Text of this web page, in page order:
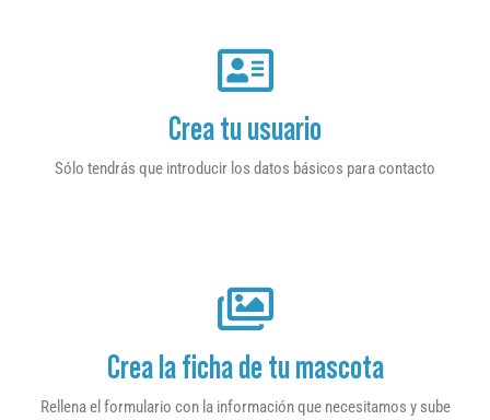
Crea tu usuario
Sólo tendrás que introducir los datos básicos para contacto
Crea la ficha de tu mascota
Rellena el formulario con la información que necesitamos y sube